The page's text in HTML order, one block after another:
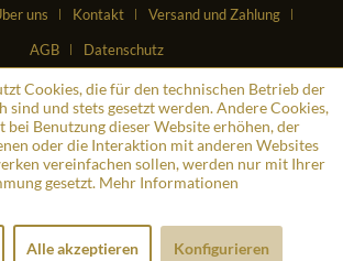
uns Kontakt
Versand und Zahlung
AGB
Datenschutz
Cookies, die für den technischen Betrieb der
und stets gesetzt werden. Andere Cookies,
bei Benutzung dieser Website erhöhen, der
oder die Interaktion mit anderen Websites
vereinfachen sollen, werden nur mit Ihrer
gesetzt. Mehr Informationen
Alle akzeptieren Konfigurieren